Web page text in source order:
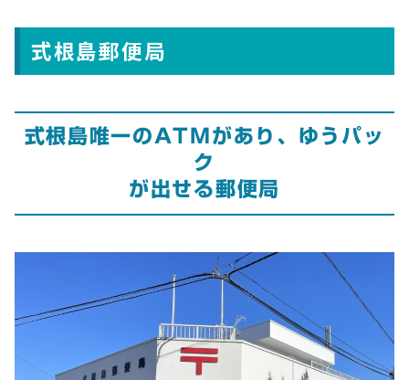
式根島郵便局
式根島唯一のATMがあり、ゆうパッ
ク
が出せる郵便局